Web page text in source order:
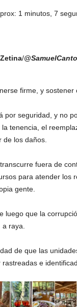
1 minutos, 7
/
firme, y sostener
por seguridad, y no
tenencia, el
de los daños.
fuera de
para atender los
gente.
luego que la
a raya.
de que las
e